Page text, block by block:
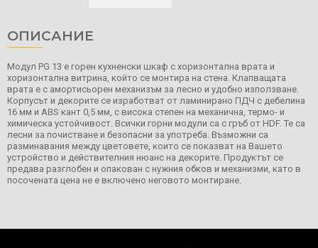
ОПИСАНИЕ
Модул PG 13 e горен кухненски шкаф с хоризонтална врата и
хоризонтална витрина, който се монтира на стена. Клапващата
врата е с амортисьорен механизъм за лесно и удобно използване.
Корпусът и декорите се изработват от ламинирано ПДЧ с дебелина
16 мм и ABS кант 0,5 мм, с висока степен на механична, термо- и
химическа устойчивост. Всички горни модули са с гръб от HDF. Те са
лесни за почистване и безопасни за употреба. Възможни са
разминавания между цветовете, които се показват на Вашето
устройство и действителния нюанс на декорите. Продуктът се
предава разглобен и опакован с нужния обков и механизми, като в
посочената цена не е включено неговото монтиране.